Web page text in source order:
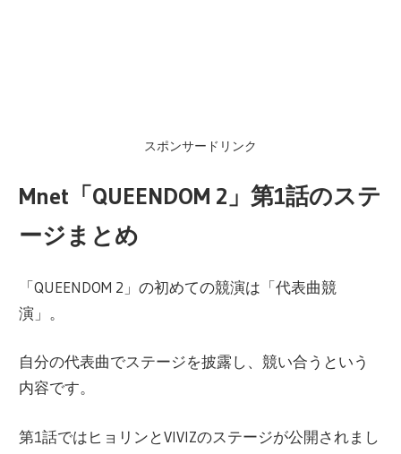
スポンサードリンク
Mnet「QUEENDOM 2」第1話のステ
ージまとめ
「QUEENDOM 2」の初めての競演は「代表曲競
演」。
自分の代表曲でステージを披露し、競い合うという
内容です。
第1話ではヒョリンとVIVIZのステージが公開されまし